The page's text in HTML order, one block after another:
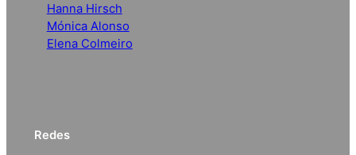
Hanna Hirsch
Mónica Alonso
Elena Colmeiro
Redes